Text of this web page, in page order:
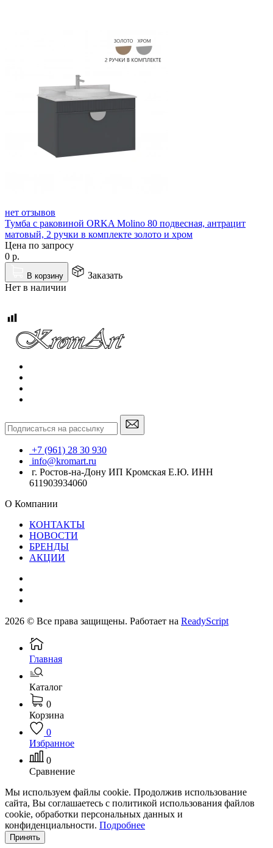
нет отзывов
Тумба с раковиной ORKA Molino 80 подвесная, антрацит
матовый, 2 ручки в комплекте золото и хром
Цена по запросу
0 р.
В корзину
Заказать
Нет в наличии
+7 (961) 28 30 930
info@kromart.ru
г. Ростов-на-Дону ИП Кромская Е.Ю. ИНН
611903934060
О Компании
КОНТАКТЫ
НОВОСТИ
БРЕНДЫ
АКЦИИ
2026 © Все права защищены. Работает на ReadyScript
Главная
Каталог
0
Корзина
0
Избранное
0
Сравнение
Мы используем файлы cookie. Продолжив использование
сайта, Вы соглашаетесь с политикой использования файлов
cookie, обработки персональных данных и
конфиденциальности. Подробнее
Принять